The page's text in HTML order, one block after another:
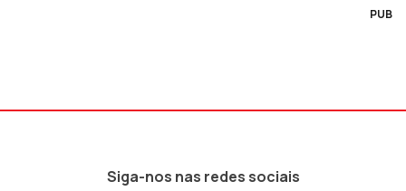
PUB
Siga-nos nas redes sociais